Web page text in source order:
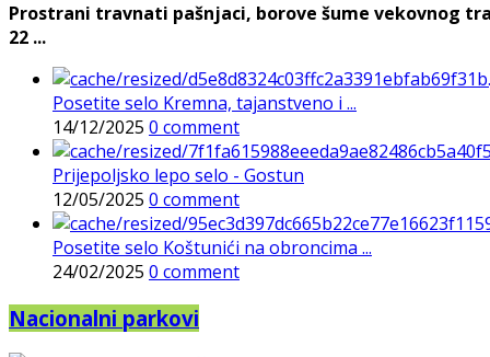
Prostrani travnati pašnjaci, borove šume vekovnog
22 ...
Posetite selo Kremna, tajanstveno i ...
14/12/2025 0 comment
Prijepoljsko lepo selo - Gostun
12/05/2025 0 comment
Posetite selo Koštunići na obroncima ...
24/02/2025 0 comment
Nacionalni parkovi